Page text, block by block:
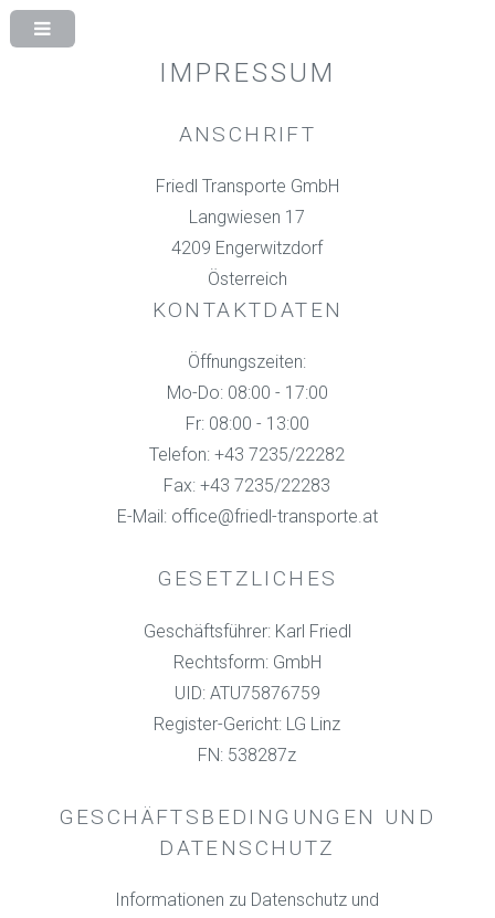
IMPRESSUM
ANSCHRIFT
Friedl Transporte GmbH
Langwiesen 17
4209 Engerwitzdorf
Österreich
KONTAKTDATEN
Öffnungszeiten:
Mo-Do: 08:00 - 17:00
Fr: 08:00 - 13:00
Telefon: +43 7235/22282
Fax: +43 7235/22283
E-Mail: office@friedl-transporte.at
GESETZLICHES
Geschäftsführer: Karl Friedl
Rechtsform: GmbH
UID: ATU75876759
Register-Gericht: LG Linz
FN: 538287z
GESCHÄFTSBEDINGUNGEN UND
DATENSCHUTZ
Informationen zu Datenschutz und